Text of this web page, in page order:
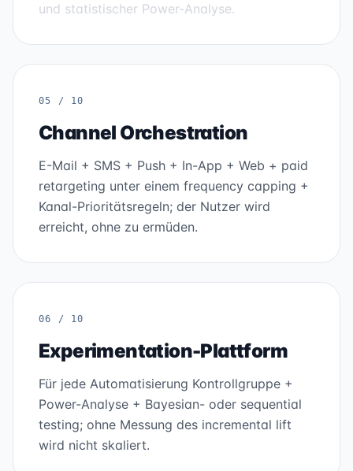
und statistischer Power-Analyse.
05 / 10
Channel Orchestration
E-Mail + SMS + Push + In-App + Web + paid
retargeting unter einem frequency capping +
Kanal-Prioritätsregeln; der Nutzer wird
erreicht, ohne zu ermüden.
06 / 10
Experimentation-Plattform
Für jede Automatisierung Kontrollgruppe +
Power-Analyse + Bayesian- oder sequential
testing; ohne Messung des incremental lift
wird nicht skaliert.